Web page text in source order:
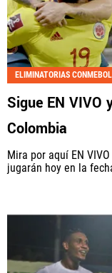
ELIMINATORIAS CONMEBOL
Sigue EN VIVO
Colombia
Mira por aquí EN
jugarán hoy en la